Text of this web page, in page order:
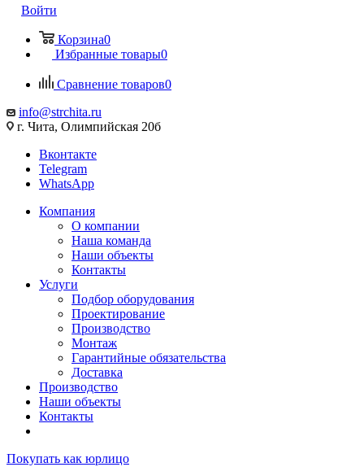
Войти
Корзина0
Избранные товары0
Сравнение товаров0
info@strchita.ru
г. Чита, Олимпийская 20б
Вконтакте
Telegram
WhatsApp
Компания
О компании
Наша команда
Наши объекты
Контакты
Услуги
Подбор оборудования
Проектирование
Производство
Монтаж
Гарантийные обязательства
Доставка
Производство
Наши объекты
Контакты
Покупать как юрлицо